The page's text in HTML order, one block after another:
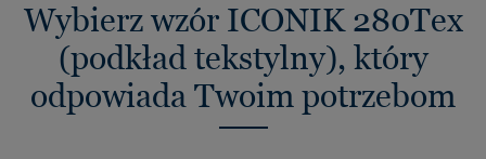
Wybierz wzór ICONIK 280Tex
(podkład tekstylny), który
odpowiada Twoim potrzebom